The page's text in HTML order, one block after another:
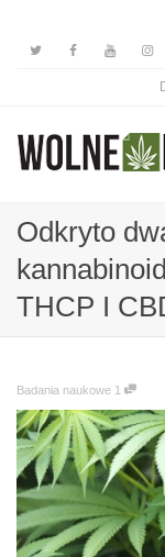
Odkryto
THCP I
Badania naukowe 1